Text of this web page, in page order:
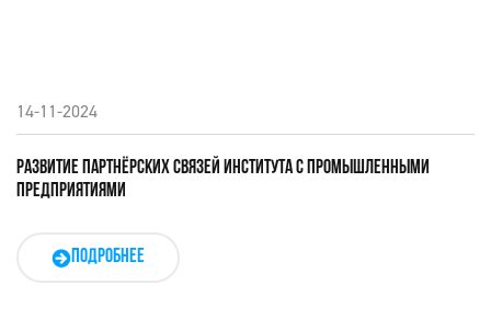
14-11-2024
РАЗВИТИЕ ПАРТНЁРСКИХ СВЯЗЕЙ ИНСТИТУТА С ПРОМЫШЛЕННЫМИ
ПРЕДПРИЯТИЯМИ
ПОДРОБНЕЕ